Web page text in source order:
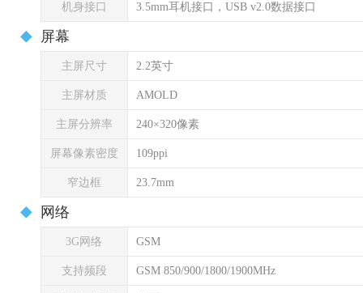
机身接口 3.5mm耳机接口，USB v2.0数据接口
屏幕
主屏尺寸 2.2英寸
主屏材质 AMOLD
主屏分辨率 240×320像素
屏幕像素密度 109ppi
窄边框 23.7mm
网络
3G网络 GSM
支持频段 GSM 850/900/1800/1900MHz